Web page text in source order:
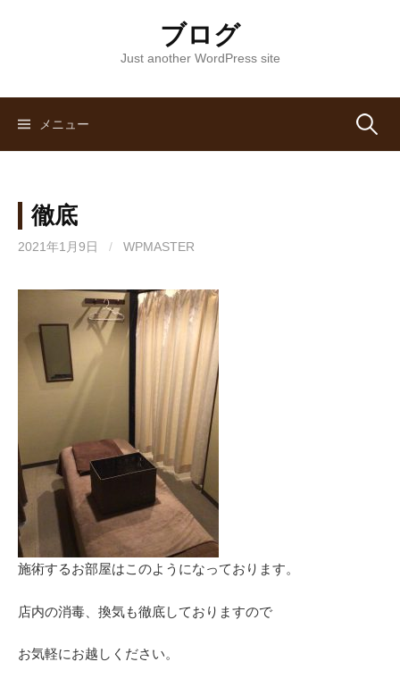
ツ
ブログ
Just another WordPress site
メニュー 検
徹底
2021年1月9日 / WPMASTER
施術するお部屋はこのようになっております。
店内の消毒、換気も徹底しておりますので
お気軽にお越しください。